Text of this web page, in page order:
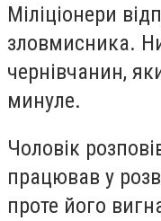
Міліціонери
зловмисника.
чернівчанин,
минуле.
Чоловік
працював у
проте його